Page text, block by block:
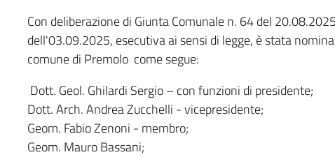
Con deliberazione di Giunta Comunale n. 64 del
dell'03.09.2025, esecutiva ai sensi di legge, è stata
comune di Premolo come segue:
Dott. Geol. Ghilardi Sergio – con funzioni di presidente;
Dott. Arch. Andrea Zucchelli - vicepresidente;
Geom. Fabio Zenoni - membro;
Geom. Mauro Bassani;